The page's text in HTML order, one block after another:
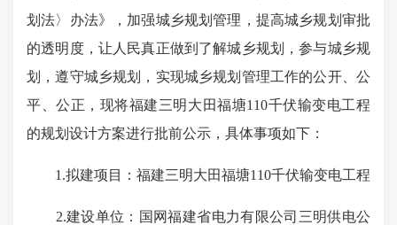
划法〉办法》，加强城乡规划管理，提高城乡规划审批
的透明度，让人民真正做到了解城乡规划，参与城乡规
划，遵守城乡规划，实现城乡规划管理工作的公开、公
平、公正，现将福建三明大田福塘110千伏输变电工程
的规划设计方案进行批前公示，具体事项如下：
1.拟建项目：福建三明大田福塘110千伏输变电工程
2.建设单位：国网福建省电力有限公司三明供电公